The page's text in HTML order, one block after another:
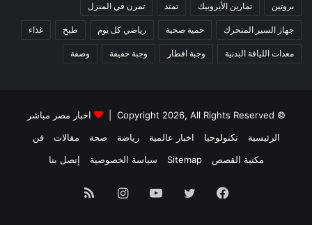
بروتين تمارين الأيروبيك تمتد تمرن في المنزل
جهاز السير المتحرك حمية صحية رياضي كل يوم طبخ غذاء
معدات اللياقة البدنية وجبة افطار وجبة خفيفة وصفة
© Copyright 2026, All Rights Reserved |
اخبار مصر مباشر
الرئيسية
تكنولوجيا اخبار عالمية رياضة صحة مقالات
فن
مكتبة القصص
Sitemap سياسة الخصوصية إتصل بنا
فيسبوك تويتر يوتيوب انستقرام